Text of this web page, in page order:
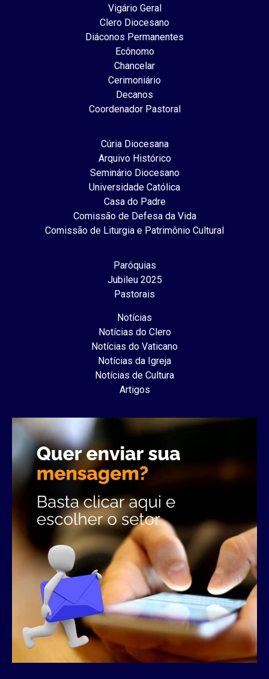
Vigário Geral
Clero Diocesano
Diáconos Permanentes
Ecônomo
Chancelar
Cerimoniário
Decanos
Coordenador Pastoral
Cúria Diocesana
Arquivo Histórico
Seminário Diocesano
Universidade Católica
Casa do Padre
Comissão de Defesa da Vida
Comissão de Liturgia e Patrimônio Cultural
Paróquias
Jubileu 2025
Pastorais
Notícias
Notícias do Clero
Notícias do Vaticano
Notícias da Igreja
Notícias de Cultura
Artigos